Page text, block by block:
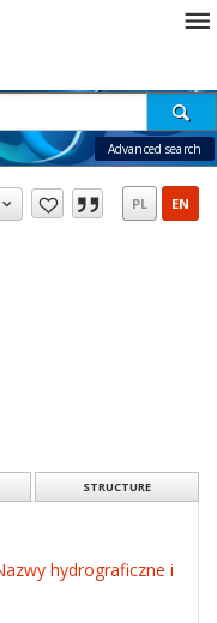
Advanced search
PL EN
STRUCTURE
hydrograficzne i